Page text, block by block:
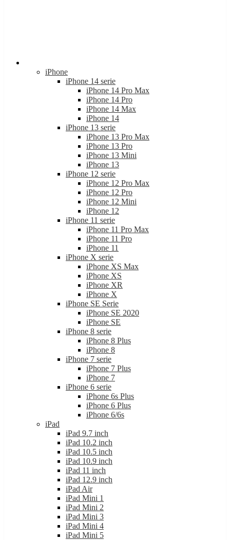
iPhone
iPhone 14 serie
iPhone 14 Pro Max
iPhone 14 Pro
iPhone 14 Max
iPhone 14
iPhone 13 serie
iPhone 13 Pro Max
iPhone 13 Pro
iPhone 13 Mini
iPhone 13
iPhone 12 serie
iPhone 12 Pro Max
iPhone 12 Pro
iPhone 12 Mini
iPhone 12
iPhone 11 serie
iPhone 11 Pro Max
iPhone 11 Pro
iPhone 11
iPhone X serie
iPhone XS Max
iPhone XS
iPhone XR
iPhone X
iPhone SE Serie
iPhone SE 2020
iPhone SE
iPhone 8 serie
iPhone 8 Plus
iPhone 8
iPhone 7 serie
iPhone 7 Plus
iPhone 7
iPhone 6 serie
iPhone 6s Plus
iPhone 6 Plus
iPhone 6/6s
iPad
iPad 9.7 inch
iPad 10.2 inch
iPad 10.5 inch
iPad 10.9 inch
iPad 11 inch
iPad 12.9 inch
iPad Air
iPad Mini 1
iPad Mini 2
iPad Mini 3
iPad Mini 4
iPad Mini 5